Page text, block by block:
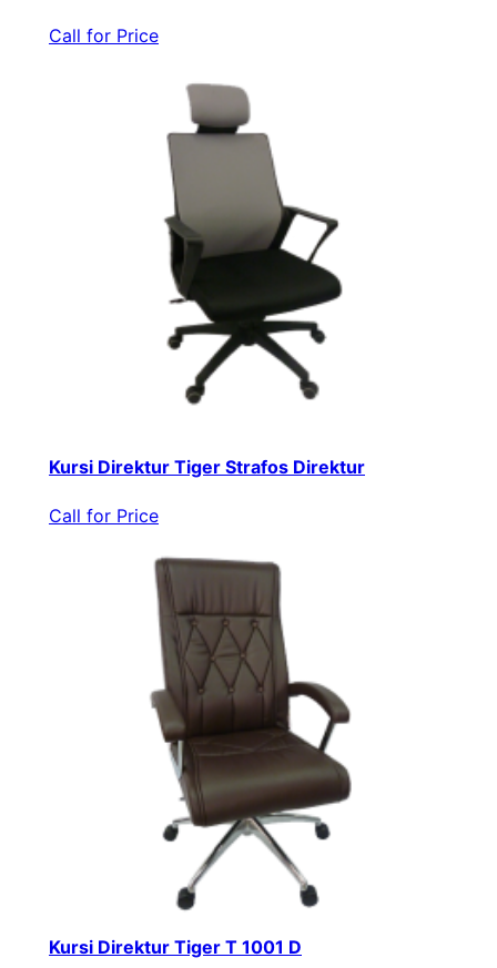
Call for Price
Kursi Direktur Tiger Strafos Direktur
Call for Price
Kursi Direktur Tiger T 1001 D